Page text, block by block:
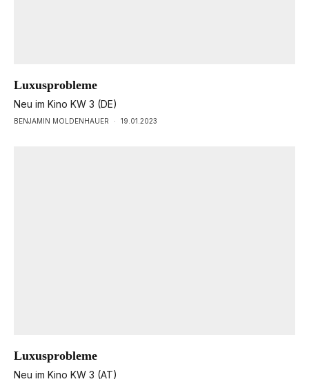
Luxusprobleme
Neu im Kino KW 3 (DE)
BENJAMIN MOLDENHAUER · 19.01.2023
Luxusprobleme
Neu im Kino KW 3 (AT)